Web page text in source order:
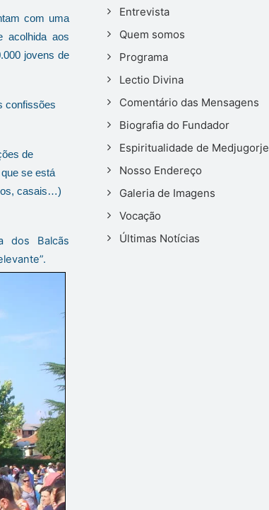
com uma
acolhida aos
jovens de
confissões
de
se está
casais…)
dos Balcãs
Entrevista
Quem somos
Programa
Lectio Divina
Comentário das Mensagens
Biografia do Fundador
Espiritualidade de Medjugorje
Nosso Endereço
Galeria de Imagens
Vocação
Últimas Notícias